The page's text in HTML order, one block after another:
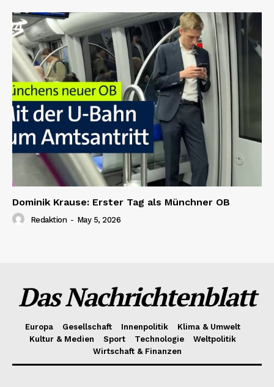
Dominik Krause: Erster Tag als Münchner OB
Redaktion - May 5, 2026
Das Nachrichtenblatt
Europa Gesellschaft Innenpolitik
Klima & Umwelt
Kultur & Medien
Sport Technologie
Weltpolitik
Wirtschaft & Finanzen